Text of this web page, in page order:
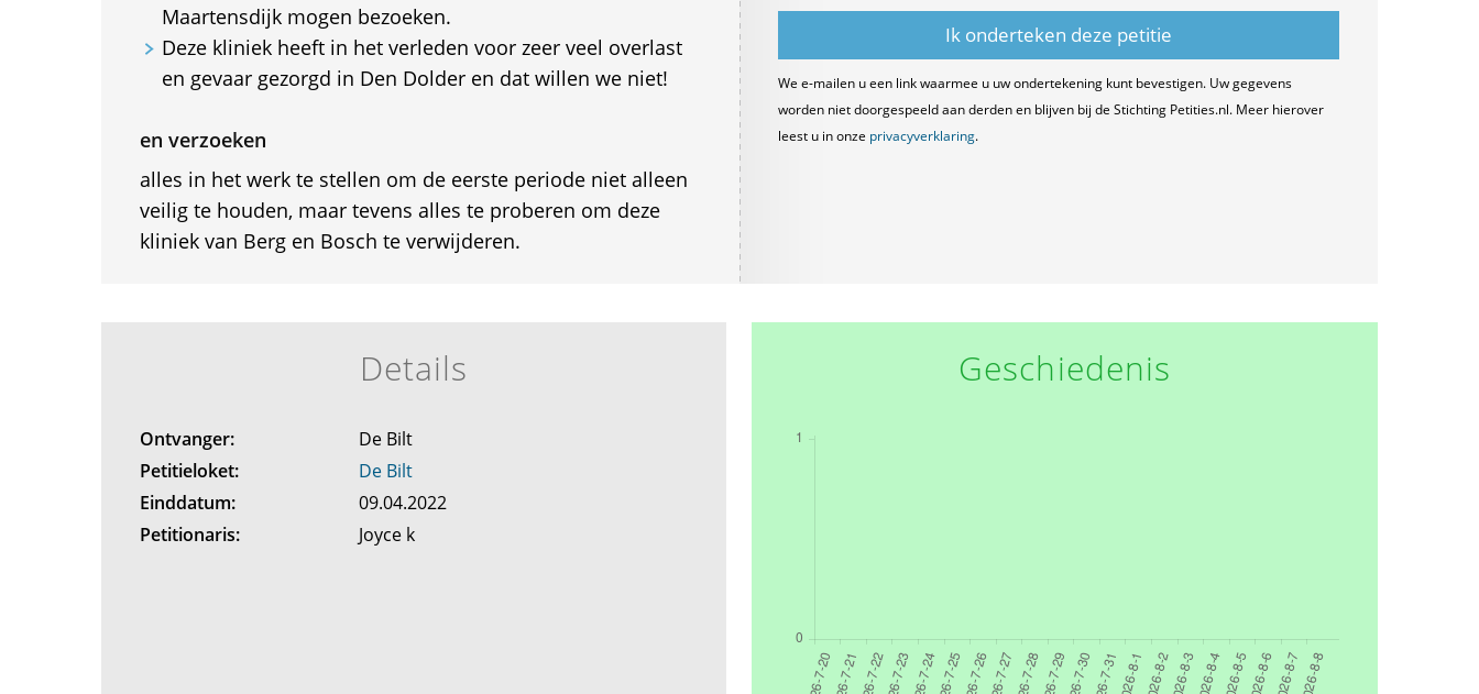
Maartensdijk mogen bezoeken.
Deze kliniek heeft in het verleden voor zeer veel overlast
en gevaar gezorgd in Den Dolder en dat willen we niet!
en verzoeken
alles in het werk te stellen om de eerste periode niet alleen
veilig te houden, maar tevens alles te proberen om deze
kliniek van Berg en Bosch te verwijderen.
We e-mailen u een link waarmee u uw ondertekening kunt bevestigen. Uw gegevens
worden niet doorgespeeld aan derden en blijven bij de Stichting Petities.nl. Meer hierover
leest u in onze privacyverklaring.
Details
Ontvanger:
De Bilt
Petitieloket:
De Bilt
Einddatum:
09.04.2022
Petitionaris:
Joyce k
Geschiedenis